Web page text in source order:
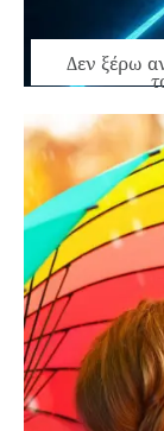
Δεν ξέρω